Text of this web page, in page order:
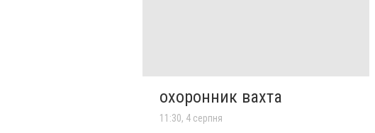
охоронник вахта
11:30, 4 серпня